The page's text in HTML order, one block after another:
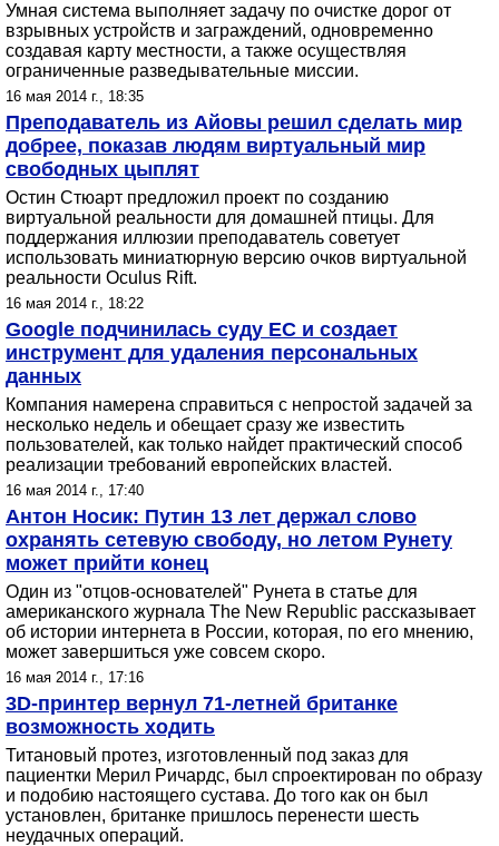
Умная система выполняет задачу по очистке дорог от
взрывных устройств и заграждений, одновременно
создавая карту местности, а также осуществляя
ограниченные разведывательные миссии.
16 мая 2014 г., 18:35
Преподаватель из Айовы решил сделать мир
добрее, показав людям виртуальный мир
свободных цыплят
Остин Стюарт предложил проект по созданию
виртуальной реальности для домашней птицы. Для
поддержания иллюзии преподаватель советует
использовать миниатюрную версию очков виртуальной
реальности Oculus Rift.
16 мая 2014 г., 18:22
Google подчинилась суду ЕС и создает
инструмент для удаления персональных
данных
Компания намерена справиться с непростой задачей за
несколько недель и обещает сразу же известить
пользователей, как только найдет практический способ
реализации требований европейских властей.
16 мая 2014 г., 17:40
Антон Носик: Путин 13 лет держал слово
охранять сетевую свободу, но летом Рунету
может прийти конец
Один из "отцов-основателей" Рунета в статье для
американского журнала The New Republic рассказывает
об истории интернета в России, которая, по его мнению,
может завершиться уже совсем скоро.
16 мая 2014 г., 17:16
3D-принтер вернул 71-летней британке
возможность ходить
Титановый протез, изготовленный под заказ для
пациентки Мерил Ричардс, был спроектирован по образу
и подобию настоящего сустава. До того как он был
установлен, британке пришлось перенести шесть
неудачных операций.